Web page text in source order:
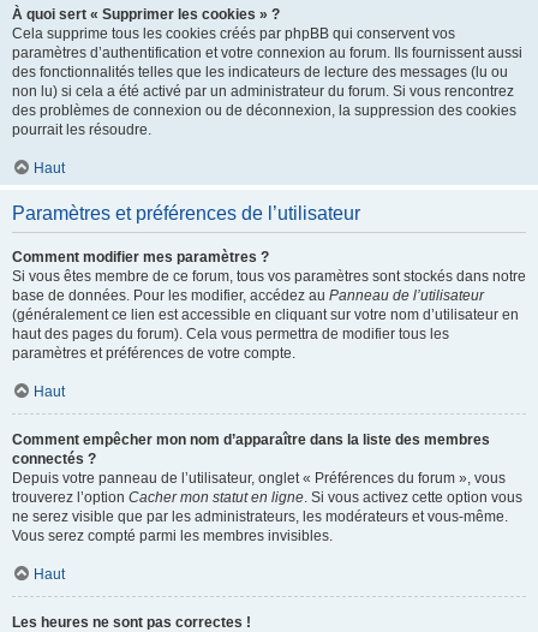
À quoi sert « Supprimer les cookies » ?
Cela supprime tous les cookies créés par phpBB qui conservent vos
paramètres d’authentification et votre connexion au forum. Ils fournissent aussi
des fonctionnalités telles que les indicateurs de lecture des messages (lu ou
non lu) si cela a été activé par un administrateur du forum. Si vous rencontrez
des problèmes de connexion ou de déconnexion, la suppression des cookies
pourrait les résoudre.
Haut
Paramètres et préférences de l’utilisateur
Comment modifier mes paramètres ?
Si vous êtes membre de ce forum, tous vos paramètres sont stockés dans notre
base de données. Pour les modifier, accédez au Panneau de l’utilisateur
(généralement ce lien est accessible en cliquant sur votre nom d’utilisateur en
haut des pages du forum). Cela vous permettra de modifier tous les
paramètres et préférences de votre compte.
Haut
Comment empêcher mon nom d’apparaître dans la liste des membres
connectés ?
Depuis votre panneau de l’utilisateur, onglet « Préférences du forum », vous
trouverez l’option Cacher mon statut en ligne. Si vous activez cette option vous
ne serez visible que par les administrateurs, les modérateurs et vous-même.
Vous serez compté parmi les membres invisibles.
Haut
Les heures ne sont pas correctes !